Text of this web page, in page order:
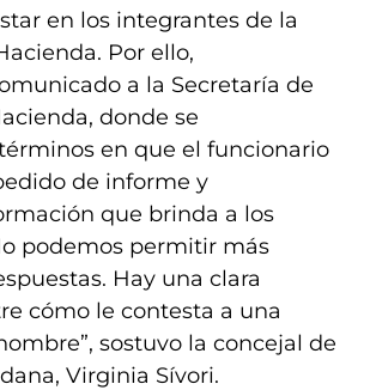
en los integrantes de la
Por ello,
a la Secretaría de
donde se
en que el funcionario
de informe y
que brinda a los
podemos permitir más
Hay una clara
cómo le contesta a una
sostuvo la concejal de
Virginia Sívori.